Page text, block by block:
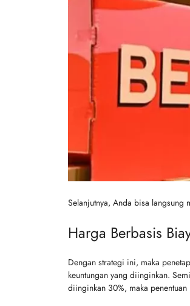
Selanjutnya, Anda bisa langsung
Harga Berbasis
Dengan strategi ini, maka
keuntungan yang diinginkan.
diinginkan 30%, maka